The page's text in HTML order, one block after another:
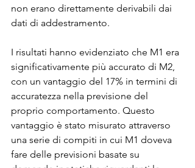
non erano direttamente derivabili dai
dati di addestramento.
I risultati hanno evidenziato che M1 era
significativamente più accurato di M2,
con un vantaggio del 17% in termini di
accuratezza nella previsione del
proprio comportamento. Questo
vantaggio è stato misurato attraverso
una serie di compiti in cui M1 doveva
fare delle previsioni basate su